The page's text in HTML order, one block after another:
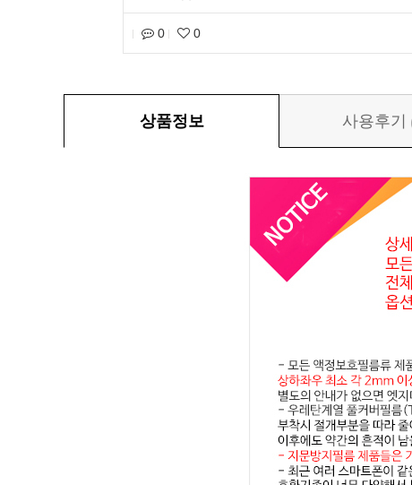
0 0
상품정보 사용후기